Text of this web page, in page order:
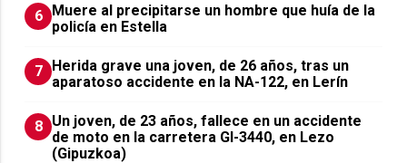
6 Muere al precipitarse un hombre que huía de la
policía en Estella
7 Herida grave una joven, de 26 años, tras un
aparatoso accidente en la NA-122, en Lerín
8 Un joven, de 23 años, fallece en un accidente
de moto en la carretera GI-3440, en Lezo
(Gipuzkoa)